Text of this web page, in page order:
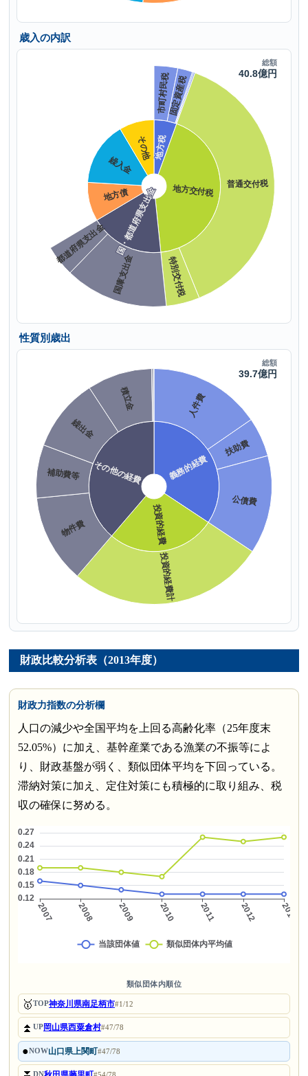
歳入の内訳
性質別歳出
財政比較分析表（2013年度）
財政力指数の分析欄
人口の減少や全国平均を上回る高齢化率（25年度末
52.05%）に加え、基幹産業である漁業の不振等によ
り、財政基盤が弱く、類似団体平均を下回っている。
滞納対策に加え、定住対策にも積極的に取り組み、税
収の確保に努める。
類似団体内順位
🥇TOP神奈川県南足柄市#1/12
⏫UP岡山県西粟倉村#47/78
●NOW山口県上関町#47/78
DN #54/78